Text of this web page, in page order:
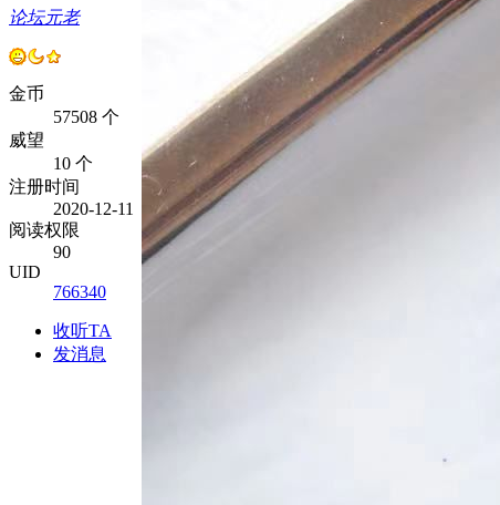
论坛元老
金币
57508 个
威望
10 个
注册时间
2020-12-11
阅读权限
90
UID
766340
收听TA
发消息